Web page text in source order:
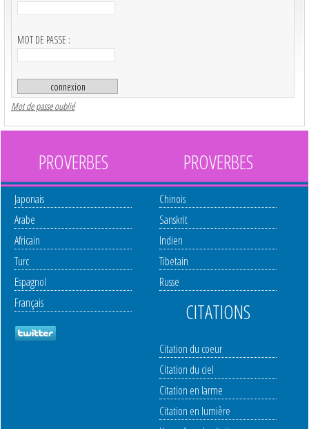
MOT DE PASSE :
Mot de passe oublié
PROVERBES
Japonais
Arabe
Africain
Turc
Espagnol
Français
PROVERBES
Chinois
Sanskrit
Indien
Tibetain
Russe
CITATIONS
Citation du coeur
Citation du ciel
Citation en larme
Citation en lumière